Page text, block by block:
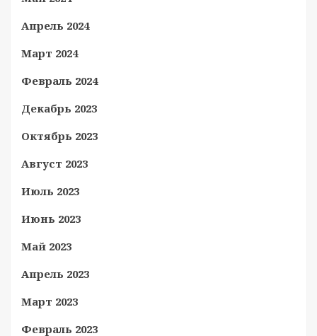
Апрель 2024
Март 2024
Февраль 2024
Декабрь 2023
Октябрь 2023
Август 2023
Июль 2023
Июнь 2023
Май 2023
Апрель 2023
Март 2023
Февраль 2023